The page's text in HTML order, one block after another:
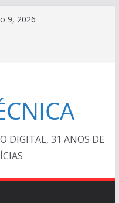
9, 2026
DIGITAL, 31 ANOS DE